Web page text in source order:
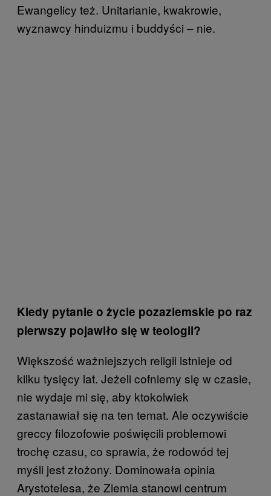
Ewangelicy też. Unitarianie, kwakrowie,
wyznawcy hinduizmu i buddyści – nie.
Kiedy pytanie o życie pozaziemskie po raz
pierwszy pojawiło się w teologii?
Większość ważniejszych religii istnieje od
kilku tysięcy lat. Jeżeli cofniemy się w czasie,
nie wydaje mi się, aby ktokolwiek
zastanawiał się na ten temat. Ale oczywiście
greccy filozofowie poświęcili problemowi
trochę czasu, co sprawia, że rodowód tej
myśli jest złożony. Dominowała opinia
Arystotelesa, że Ziemia stanowi centrum